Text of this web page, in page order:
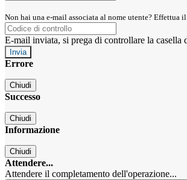
Non hai una e-mail associata al nome utente? Effettua
E-mail inviata, si prega di controllare la casella
Errore
Chiudi
Successo
Chiudi
Informazione
Chiudi
Attendere...
Attendere il completamento dell'operazione...